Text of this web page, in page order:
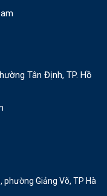
Tân Định, TP. Hồ
phường Giảng Võ, TP Hà